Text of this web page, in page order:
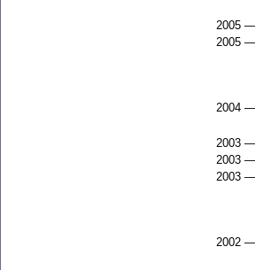
2005 —
2005 —
2004 —
2003 —
2003 —
2003 —
2002 —